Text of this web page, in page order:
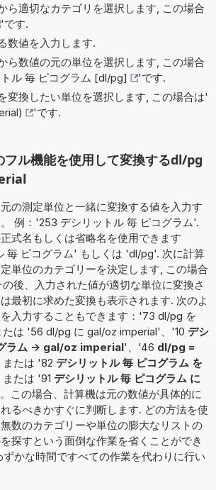
ら適切なカテゴリを選択します, この場合
'です.
数値を入力します.
ら数値の元の単位を選択します, この場合
ル 毎 ピコグラム [dl/pg]
'です.
変換したい単位を選択します, この場合は'
'です.
フル機能を使用して変換するdl/pg
の測定単位と一緒に変換する値を入力す
例：'253 デシリットル 毎 ピコグラム'.
式名もしくは省略名を使用できます
毎 ピコグラム' もしくは 'dl/pg'. 次に計算
単位のカテゴリーを決定します, この場合
後、入力された値が適切な単位に変換さ
最初に求めた変換も表示されます. 次のよ
入力することもできます：'73 dl/pg を
は '56 dl/pg に gal/oz imperial'、'10 デシ
ラム -> gal/oz imperial'、'46 dl/pg =
たは '82 デシリットル 毎 ピコグラム を
たは '91 デシリットル 毎 ピコグラム に
この場合、計算機は元の数値が具体的に
るべきかすぐに判断します. どの方法を使
数のカテゴリーや単位の膨大なリストの
探すという面倒な作業を省くことができ
ずかな時間ですべての作業を代わりに行い